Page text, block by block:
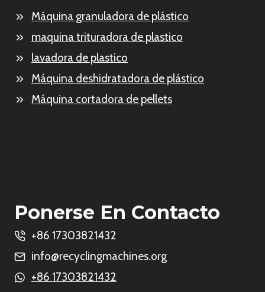
Máquina granuladora de plástico
maquina trituradora de plastico
lavadora de plastico
Máquina deshidratadora de plástico
Máquina cortadora de pellets
Ponerse En Contacto
+86 17303821432
info@recyclingmachines.org
+86 17303821432